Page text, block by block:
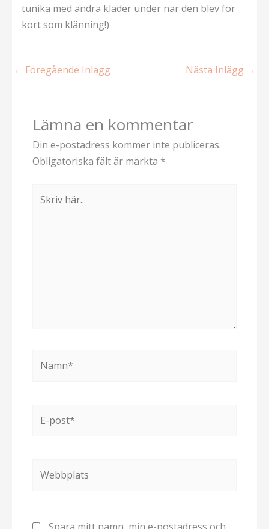
tunika med andra kläder under när den blev för
kort som klänning!)
← Föregående Inlägg Nästa Inlägg →
Lämna en kommentar
Din e-postadress kommer inte publiceras.
Obligatoriska fält är märkta *
här..
post*